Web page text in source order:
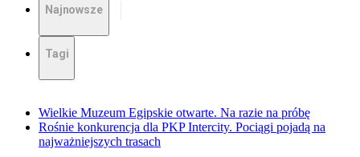
Najnowsze
Tagi
Wielkie Muzeum Egipskie otwarte. Na razie na próbę
Rośnie konkurencja dla PKP Intercity. Pociągi pojadą na
najważniejszych trasach